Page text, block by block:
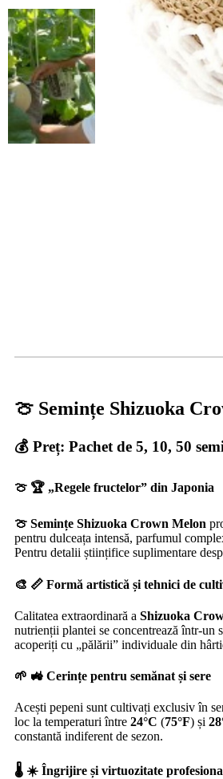
🍈 Semințe Shizuoka
💰 Preț: Pachet de 5, 10, 50
🍈 🏆 „Regele fructelor” din Japonia
🍈 Semințe Shizuoka Crown Melon
pentru dulceața intensă, parfumul
Pentru detalii științifice suplimentare
🎨 📏 Formă artistică și tehnici de
Calitatea extraordinară a Shizuoka
nutrienții plantei se concentrează într-un
acoperiți cu „pălării” individuale din
🌱 🚜 Cerințe pentru semănat și sere
Acești pepeni sunt cultivați exclusiv în
loc la temperaturi între 24°C (75°F) și
constantă indiferent de sezon.
🌡️ ☀️ Îngrijire și virtuozitate